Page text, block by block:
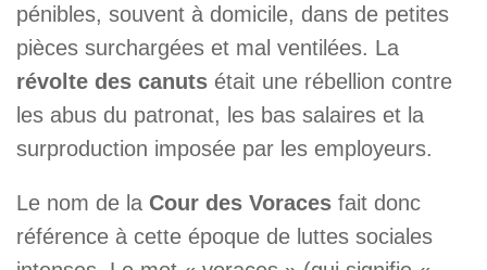
pénibles, souvent à domicile, dans de petites
pièces surchargées et mal ventilées. La
révolte des canuts était une rébellion contre
les abus du patronat, les bas salaires et la
surproduction imposée par les employeurs.
Le nom de la Cour des Voraces fait donc
référence à cette époque de luttes sociales